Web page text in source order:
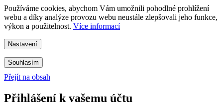
Používáme cookies, abychom Vám umožnili pohodlné prohlížení
webu a díky analýze provozu webu neustále zlepšovali jeho funkce,
výkon a použitelnost. Více informací
Nastavení
Souhlasím
Přejít na obsah
Přihlášení k vašemu účtu